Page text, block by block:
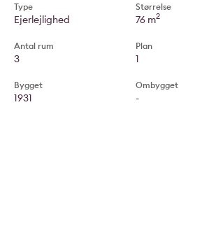
Type
Ejerlejlighed
Antal rum
3
Bygget
1931
Størrelse
76 m2
Plan
1
Ombygget
-